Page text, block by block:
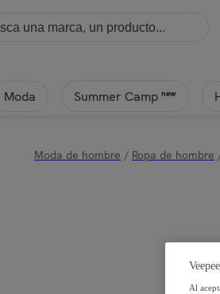
Moda Summer Camp new
Moda de hombre / Ropa de hombre
Al